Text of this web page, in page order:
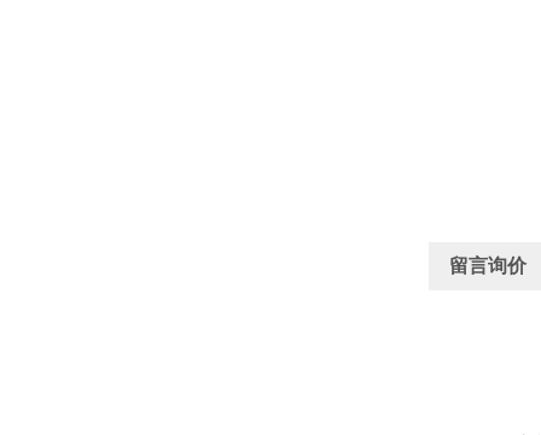
留言询价